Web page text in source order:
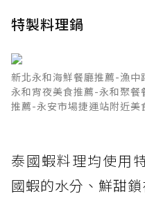
特製料理鍋
新北永和海鮮餐廳推薦-漁
永和宵夜美食推薦-永和聚
推薦-永安市場捷運站附近
泰國蝦料理均使用
國蝦的水分、鮮甜鎖